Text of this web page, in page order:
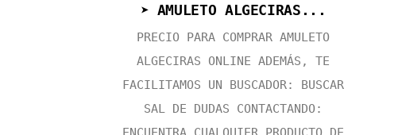
➤ AMULETO ALGECIRAS...
PRECIO PARA COMPRAR AMULETO
ALGECIRAS ONLINE ADEMÁS, TE
FACILITAMOS UN BUSCADOR: BUSCAR
SAL DE DUDAS CONTACTANDO: